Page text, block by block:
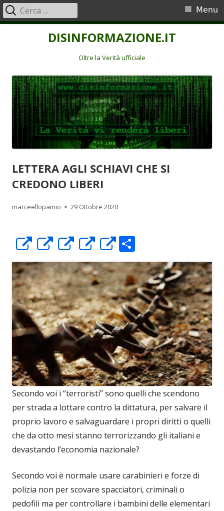
DISINFORMAZIONE.IT
Oltre la Verità ufficiale
Menu
principale
Menu
Ricerca
per:
LETTERA AGLI SCHIAVI CHE SI
CREDONO LIBERI
Autore
marceellopamio Pubblicato
29 Ottobre 2020
Apre
in
una
nuova
finestra
Apre
in
una
nuova
finestra
Apre
in
una
nuova
finestra
Apre
in
una
nuova
finestra
Apre
in
una
nuova
finestra
o
n
di
vi
di
Secondo voi i “terroristi” sono quelli che scendono
per strada a lottare contro la dittatura, per salvare il
proprio lavoro e salvaguardare i propri diritti o quelli
che da otto mesi stanno terrorizzando gli italiani e
devastando l’economia nazionale?
Secondo voi è normale usare carabinieri e forze di
polizia non per scovare spacciatori, criminali o
pedofili ma per controllare i bambini delle elementari